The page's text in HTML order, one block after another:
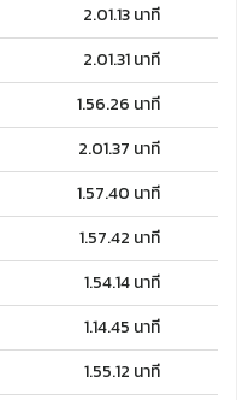
2.01.13 นาที
2.01.31 นาที
1.56.26 นาที
2.01.37 นาที
1.57.40 นาที
1.57.42 นาที
1.54.14 นาที
1.14.45 นาที
1.55.12 นาที